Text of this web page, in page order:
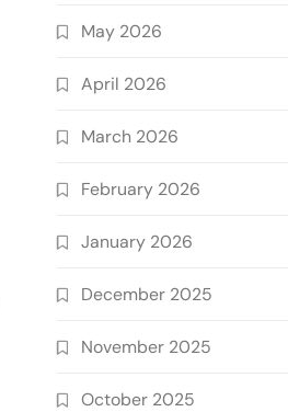
May 2026
April 2026
March 2026
February 2026
January 2026
December 2025
November 2025
October 2025